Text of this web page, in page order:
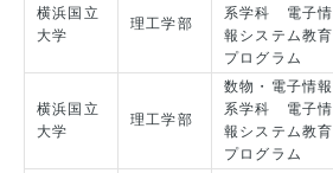
横浜国立
大学
理工学部
系学科 電子情
報システム教育
プログラム
横浜国立
大学
理工学部
数物・電子情報
系学科 電子情
報システム教育
プログラム